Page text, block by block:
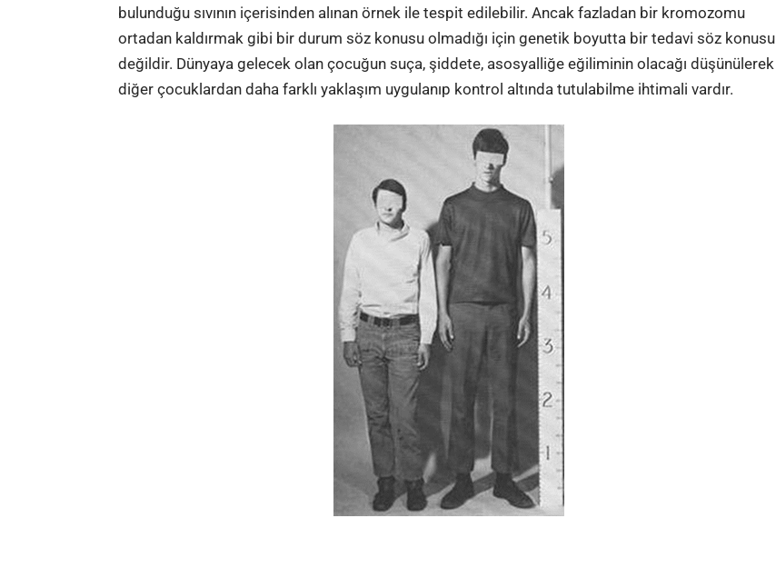
bulunduğu sıvının içerisinden alınan örnek ile tespit edilebilir. Ancak fazladan bir kromozomu
ortadan kaldırmak gibi bir durum söz konusu olmadığı için genetik boyutta bir tedavi söz konusu
değildir. Dünyaya gelecek olan çocuğun suça, şiddete, asosyalliğe eğiliminin olacağı düşünülerek
diğer çocuklardan daha farklı yaklaşım uygulanıp kontrol altında tutulabilme ihtimali vardır.